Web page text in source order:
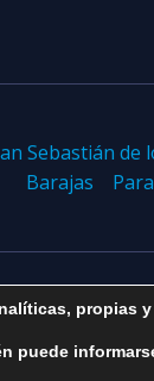
Sebastián de
Barajas
propias
puede